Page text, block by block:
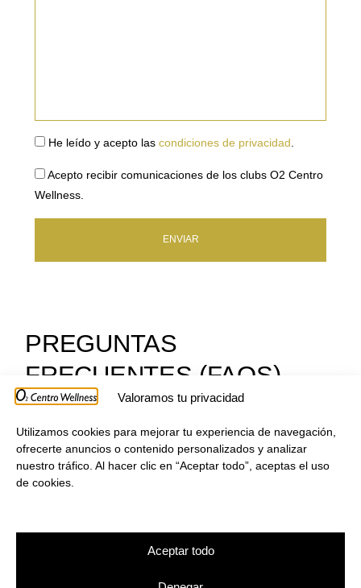
Valoramos tu privacidad
Utilizamos cookies para mejorar tu experiencia de navegación,
ofrecerte anuncios o contenido personalizados y analizar
nuestro tráfico. Al hacer clic en “Aceptar todo”, aceptas el uso
de cookies.
Aceptar todo
He leído y acepto las condiciones de privacidad
Acepto recibir comunicaciones de los clubs O2 Centro
Wellness.
ENVIAR
PREGUNTAS
FRECUENTES (FAQS)
Encuentra respuestas a las preguntas más habituales.
CENTRO DE AYUDA
INFORMACIÓN